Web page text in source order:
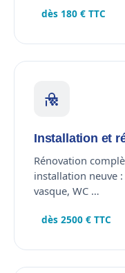
dès 180 € TTC
Installation et
Rénovation
installation neuve
vasque, WC …
dès 2500 € TTC